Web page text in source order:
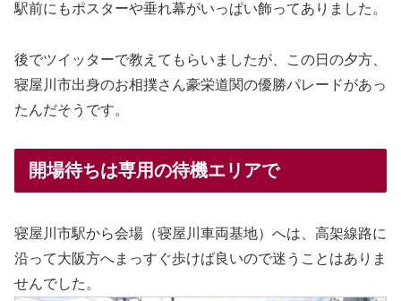
駅前にもポスターや垂れ幕がいっぱい飾ってありました。
後でツイッターで教えてもらいましたが、この日の夕方、
寝屋川市出身のお相撲さん豪栄道関の優勝パレードがあっ
たんだそうです。
開場待ちは専用の待機エリアで
寝屋川市駅から会場（寝屋川車両基地）へは、高架線路に
沿って大阪方へまっすぐ歩けば良いので迷うことはありま
せんでした。